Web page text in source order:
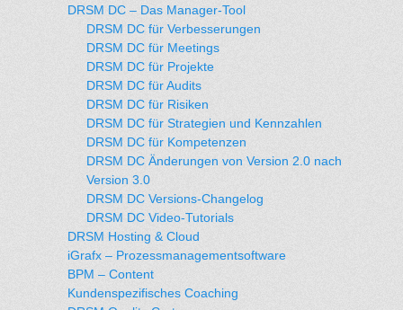
DRSM DC – Das Manager-Tool
DRSM DC für Verbesserungen
DRSM DC für Meetings
DRSM DC für Projekte
DRSM DC für Audits
DRSM DC für Risiken
DRSM DC für Strategien und Kennzahlen
DRSM DC für Kompetenzen
DRSM DC Änderungen von Version 2.0 nach
Version 3.0
DRSM DC Versions-Changelog
DRSM DC Video-Tutorials
DRSM Hosting & Cloud
iGrafx – Prozessmanagementsoftware
BPM – Content
Kundenspezifisches Coaching